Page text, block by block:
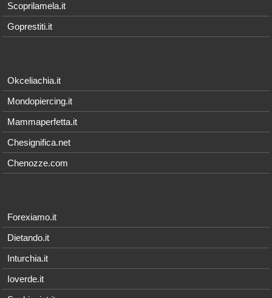
Scoprilamela.it
Goprestiti.it
Okceliachia.it
Mondopiercing.it
Mammaperfetta.it
Chesignifica.net
Chenozze.com
Forexiamo.it
Dietando.it
Inturchia.it
Ioverde.it